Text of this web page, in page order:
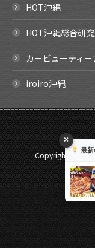
HOT沖縄
HOT沖縄総合研
カービューティ
iroiro沖縄
Copyright ©
×
最新